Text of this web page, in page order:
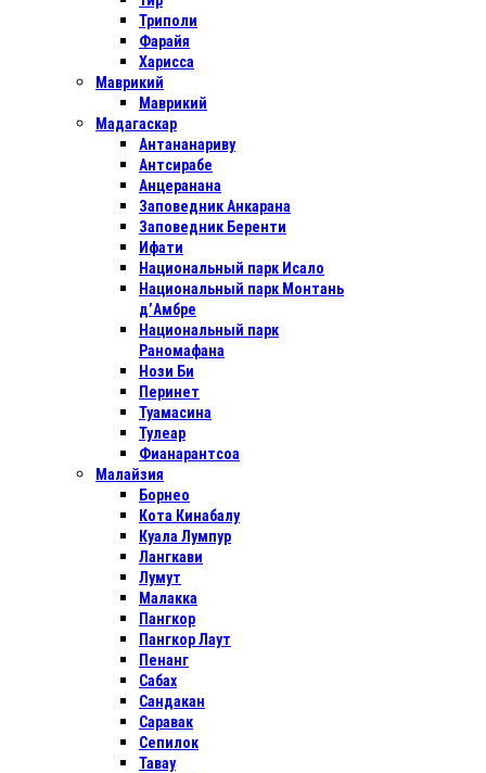
Триполи
Фарайя
Харисса
Маврикий
Маврикий
Мадагаскар
Антананариву
Антсирабе
Анцеранана
Заповедник Анкарана
Заповедник Беренти
Ифати
Национальный парк Исало
Национальный парк Монтань
д’Амбре
Национальный парк
Раномафана
Нози Би
Перинет
Туамасина
Тулеар
Фианарантсоа
Малайзия
Борнео
Кота Кинабалу
Куала Лумпур
Лангкави
Лумут
Малакка
Пангкор
Пангкор Лаут
Пенанг
Сабах
Сандакан
Саравак
Сепилок
Тавау